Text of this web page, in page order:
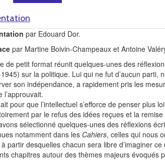
par Edouard Dor.
par Martine Boivin-Champeaux et Antoine
de petit format réunit quelques-unes des
sur la politique. Lui qui ne fut d’aucun
son indépendance, a rapidement pris les
l’approuvait.
pour que l’intellectuel s’efforce de penser plus
par le refus des idées reçues et la
sélectionné quelques-unes des réflexions
notamment dans les Cahiers, celles qui nous
partir desquelles chacun sera libre d’imaginer
chapitres autour des thèmes majeurs évoqués